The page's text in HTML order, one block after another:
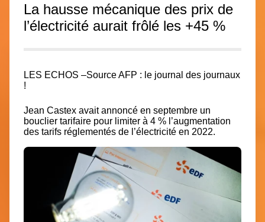
La hausse mécanique des prix de
l’électricité aurait frôlé les +45 %
LES ECHOS –Source AFP : le journal des journaux
!
Jean Castex avait annoncé en septembre un
bouclier tarifaire pour limiter à 4 % l’augmentation
des tarifs réglementés de l’électricité en 2022.